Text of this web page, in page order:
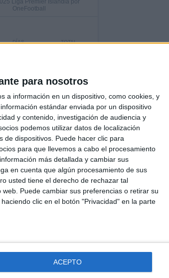
para nosotros
a información en un dispositivo, como cookies, y
estándar enviada por un dispositivo
y contenido, investigación de audiencia y
podemos utilizar datos de localización
de dispositivos. Puede hacer clic para
para que llevemos a cabo el procesamiento
más detallada y cambiar sus
en cuenta que algún procesamiento de sus
usted tiene el derecho de rechazar tal
Puede cambiar sus preferencias o retirar su
clic en el botón "Privacidad" en la parte
ACEPTO
Liga Premier Islandia por
OneFootball
TOTAL
DÍAS
GRATUÍTO
TOTAL
16
MÁXIMO
11
Reykjavík
108 (100%)